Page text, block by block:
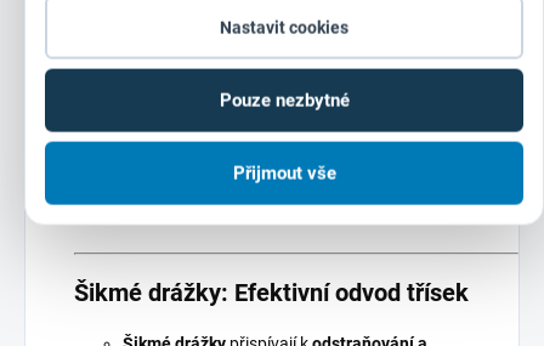
Nastavit cookies
Pouze nezbytné
Přijmout vše
Silné zadní částizkvalitní oceli
a tuhosta minimalizujívibracepropřesnější práci.
4 unášecí otvoryusnadňujíuchycení na upínací trn
Kulatá zadní deskaje precizně zpracovaná, což je
klíčové zejména uvětších kruhových pil
Šikmé drážky: Efektivní odvod třísek